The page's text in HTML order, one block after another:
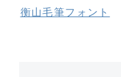
衡山毛筆フォント